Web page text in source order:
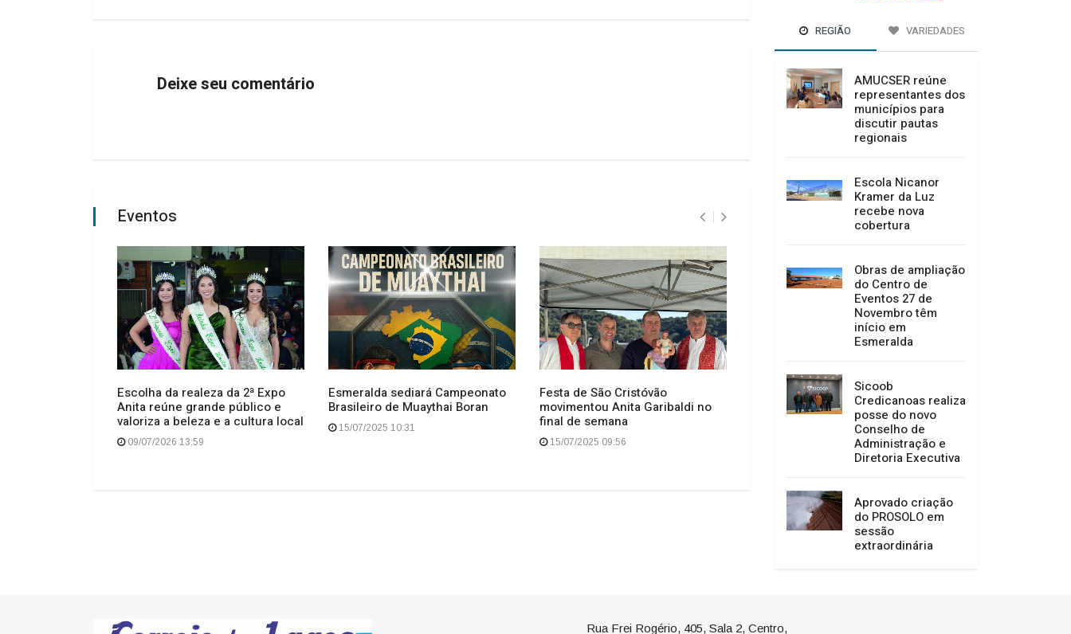
Deixe seu comentário
Eventos
Escolha da realeza da 2ª Expo
Anita reúne grande público e
valoriza a beleza e a cultura local
09/07/2026 13:59
Esmeralda sediará Campeonato
Brasileiro de Muaythai Boran
15/07/2025 10:31
Festa de São Cristóvão
movimentou Anita Garibaldi no
final de semana
15/07/2025 09:56
DO SUL"
Sucesso na segunda edição da
Fest Campo
REGIÃO VARIEDADES
AMUCSER reúne
representantes dos
municípios para
discutir pautas
regionais
Escola Nicanor
Kramer da Luz
recebe nova
cobertura
Obras de ampliação
do Centro de
Eventos 27 de
Novembro têm
início em
Esmeralda
Sicoob
Credicanoas realiza
posse do novo
Conselho de
Administração e
Diretoria Executiva
Aprovado criação
do PROSOLO em
sessão
extraordinária
Rua Frei Rogério, 405, Sala 2, Centro,